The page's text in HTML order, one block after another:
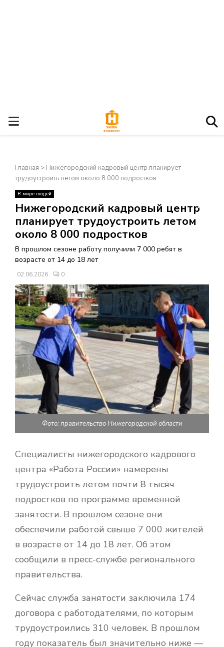
О
Н
О
В
Н
О
Е
М
Е
Н
Ю
Главная > Нижегородский кадровый центр планирует
трудоустроить летом около 8 000 подростков
В мире людей
Нижегородский кадровый центр
планирует трудоустроить летом
около 8 000 подростков
В прошлом сезоне работу получили 7 000 ребят в
возрасте от 14 до 18 лет
02.06.2026 0
Фото: правительство Нижегородской области
Специалисты нижегородского кадрового
центра «Работа России» намерены
трудоустроить летом почти 8 тысяч
подростков по программе временной
занятости. В прошлом сезоне они
обеспечили работой свыше 7 000 жителей
в возрасте от 14 до 18 лет. Об этом
сообщили в пресс-службе регионального
правительства.
×
Сейчас служба занятости заключила 174
договора с работодателями, по которым
трудоустроились 310 человек. В прошлом
году показатель был значительно ниже —